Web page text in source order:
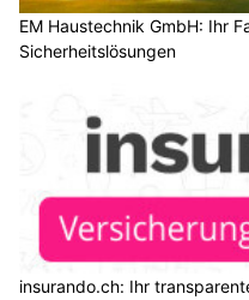
EM Haustechnik GmbH: Ihr
Sicherheitslösungen
insurando.ch: Ihr